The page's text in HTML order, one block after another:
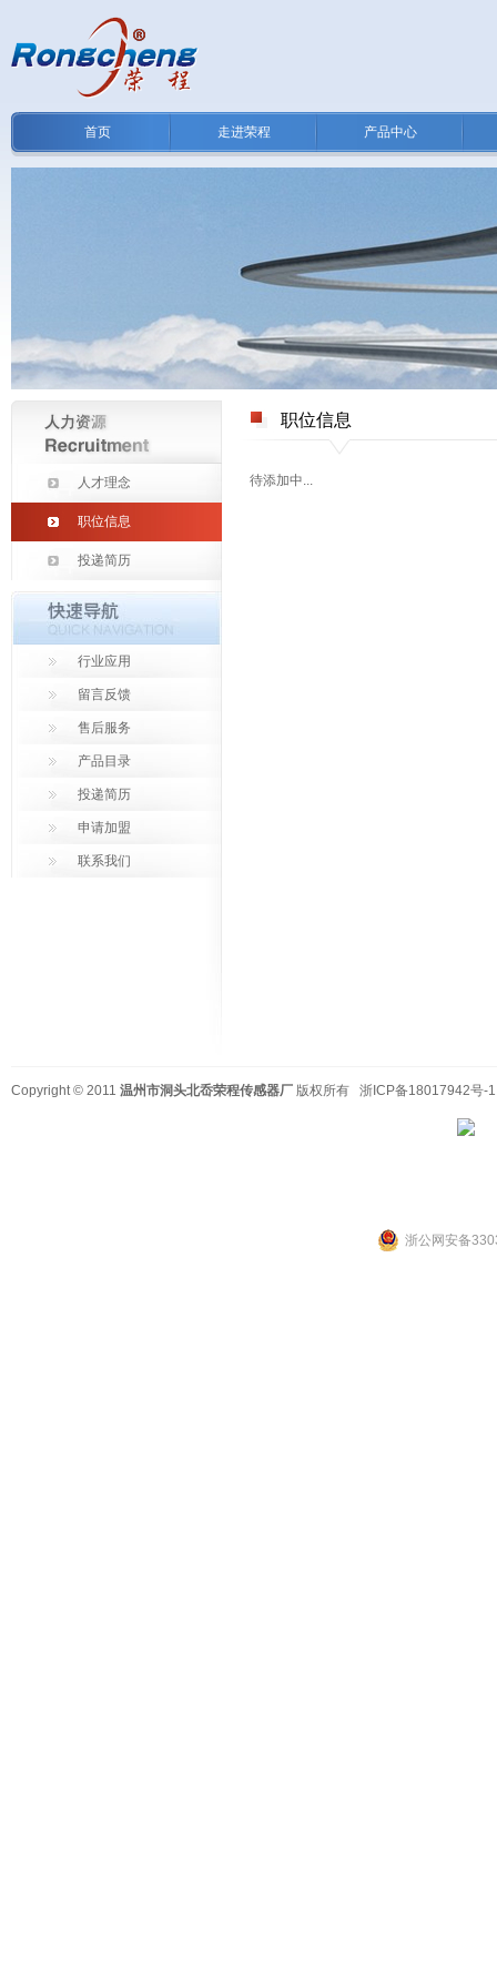
首页 走进荣程 产品中心
人才理念
职位信息
投递简历
行业应用
留言反馈
售后服务
产品目录
投递简历
申请加盟
联系我们
职位信息
待添加中...
Copyright © 2011 温州市洞头北岙荣程传感器厂 版权所有 浙ICP备18017942号-1
浙公网安备